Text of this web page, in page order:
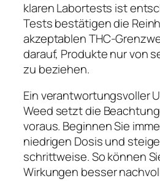
klaren Labortests ist
Tests bestätigen die
akzeptablen THC-
darauf, Produkte nur von
zu beziehen.
Ein verantwortungsvoller
Weed setzt die
voraus. Beginnen Sie
niedrigen Dosis und
schrittweise. So können
Wirkungen besser